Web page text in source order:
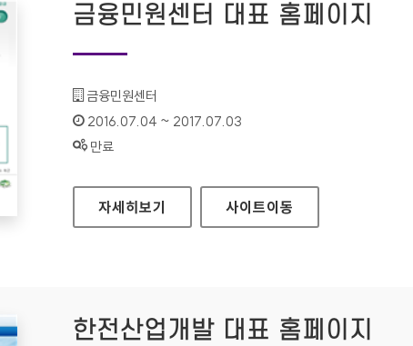
금융민원센터 대표 홈페이지
기관명 :
금융민원센터
인증기간 :
2016.07.04 ~ 2017.07.03
상태 :
만료
금융민원센터 대표 홈페이지
자세히보기 사이트이동
한전산업개발 대표 홈페이지